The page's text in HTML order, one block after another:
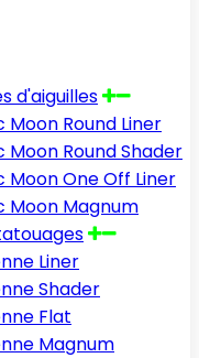
d'aiguilles
Round Liner
Round Shader
One Off Liner
Moon Magnum
Liner
Shader
Flat
Magnum